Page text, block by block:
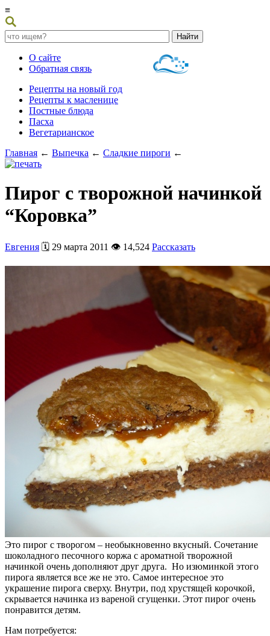
≡
О сайте
Обратная связь
Рецепты на новый год
Рецепты к масленице
Постные блюда
Пасха
Вегетарианское
Главная ← Выпечка ← Сладкие пироги ←
Пирог с творожной начинкой
“Коровка”
Евгения 🗓️ 29 марта 2011 👁️ 14,524 Рассказать
Это пирог с творогом – необыкновенно вкусный. Сочетание
шоколадного песочного коржа с ароматной творожной
начинкой очень дополняют друг друга. Но изюминкой этого
пирога является все же не это. Самое интересное это
украшение пирога сверху. Внутри, под хрустящей корочкой,
скрывается начинка из вареной сгущенки. Этот пирог очень
понравится детям.
Нам потребуется: